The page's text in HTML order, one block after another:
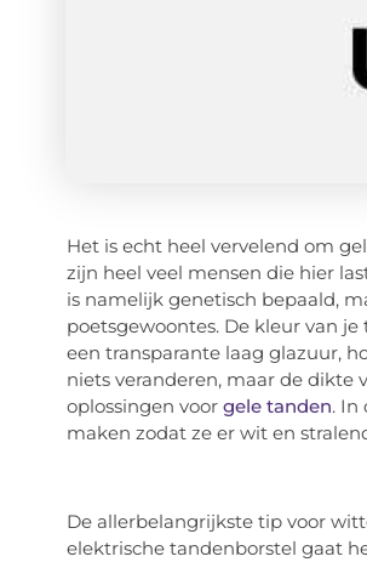
Het is echt heel vervelend om
zijn heel veel mensen die hier
is namelijk genetisch bepaald,
poetsgewoontes. De kleur van
een transparante laag glazuur,
niets veranderen, maar de dikte
oplossingen voor gele tanden. In
maken zodat ze er wit en
De allerbelangrijkste tip voor
elektrische tandenborstel gaat